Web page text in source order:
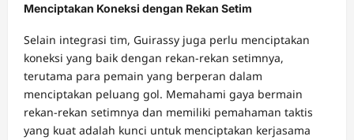
Menciptakan Koneksi dengan Rekan Setim
Selain integrasi tim, Guirassy juga perlu menciptakan
koneksi yang baik dengan rekan-rekan setimnya,
terutama para pemain yang berperan dalam
menciptakan peluang gol. Memahami gaya bermain
rekan-rekan setimnya dan memiliki pemahaman taktis
yang kuat adalah kunci untuk menciptakan kerjasama